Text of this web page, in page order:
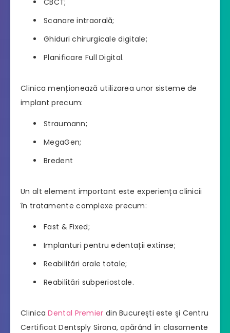
CBCT;
Scanare intraorală;
Ghiduri chirurgicale digitale;
Planificare Full Digital.
Clinica menționează utilizarea unor sisteme de
implant precum:
Straumann;
MegaGen;
Bredent
Un alt element important este experiența clinicii
în tratamente complexe precum:
Fast & Fixed;
Implanturi pentru edentații extinse;
Reabilitări orale totale;
Reabilitări subperiostale.
ClinicaDental Premier din București este și Centru
Certificat Dentsply Sirona, apărând în clasamente